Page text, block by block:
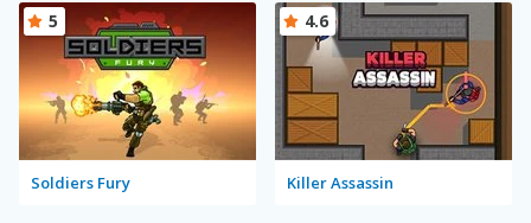
Soldiers Fury
5
Killer Assassin
4.6